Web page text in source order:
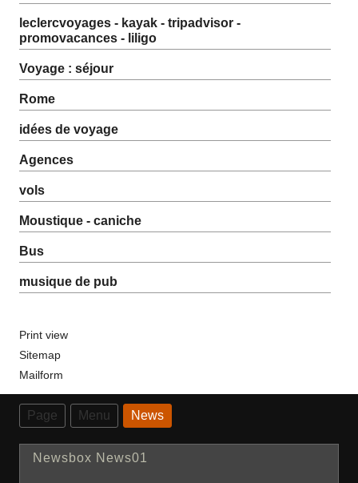
leclercvoyages - kayak - tripadvisor -
promovacances - liligo
Voyage : séjour
Rome
idées de voyage
Agences
vols
Moustique - caniche
Bus
musique de pub
Print view
Sitemap
Mailform
Page Menu News
Newsbox News01